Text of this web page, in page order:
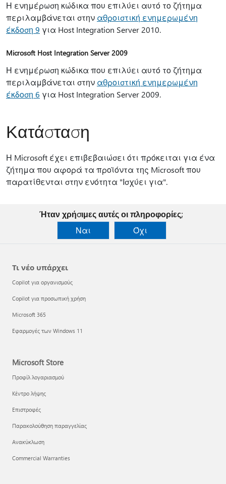
Η ενημέρωση κώδικα που επιλύει αυτό το ζήτημα
περιλαμβάνεται στην αθροιστική ενημερωμένη
έκδοση 9 για Host Integration Server 2010.
Microsoft Host Integration Server 2009
Η ενημέρωση κώδικα που επιλύει αυτό το ζήτημα
περιλαμβάνεται στην αθροιστική ενημερωμένη
έκδοση 6 για Host Integration Server 2009.
Κατάσταση
Η Microsoft έχει επιβεβαιώσει ότι πρόκειται για ένα
ζήτημα που αφορά τα προϊόντα της Microsoft που
παρατίθενται στην ενότητα "Ισχύει για".
Ήταν χρήσιμες αυτές οι πληροφορίες;
Ναι
Όχι
Τι νέο υπάρχει
Copilot για οργανισμούς
Copilot για προσωπική χρήση
Microsoft 365
Εφαρμογές των Windows 11
Microsoft Store
Προφίλ λογαριασμού
Κέντρο λήψης
Επιστροφές
Παρακολούθηση παραγγελίας
Ανακύκλωση
Commercial Warranties